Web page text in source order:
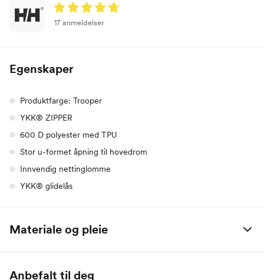
17 anmeldelser
Egenskaper
Produktfarge: Trooper
YKK® ZIPPER
600 D polyester med TPU
Stor u-formet åpning til hovedrom
Innvendig nettinglomme
YKK® glidelås
Materiale og pleie
Anbefalt til deg